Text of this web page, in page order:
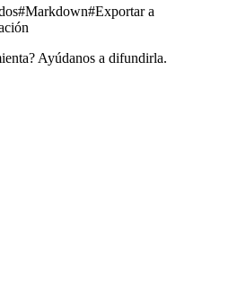
#Markdown#Exportar a
Ayúdanos a difundirla.